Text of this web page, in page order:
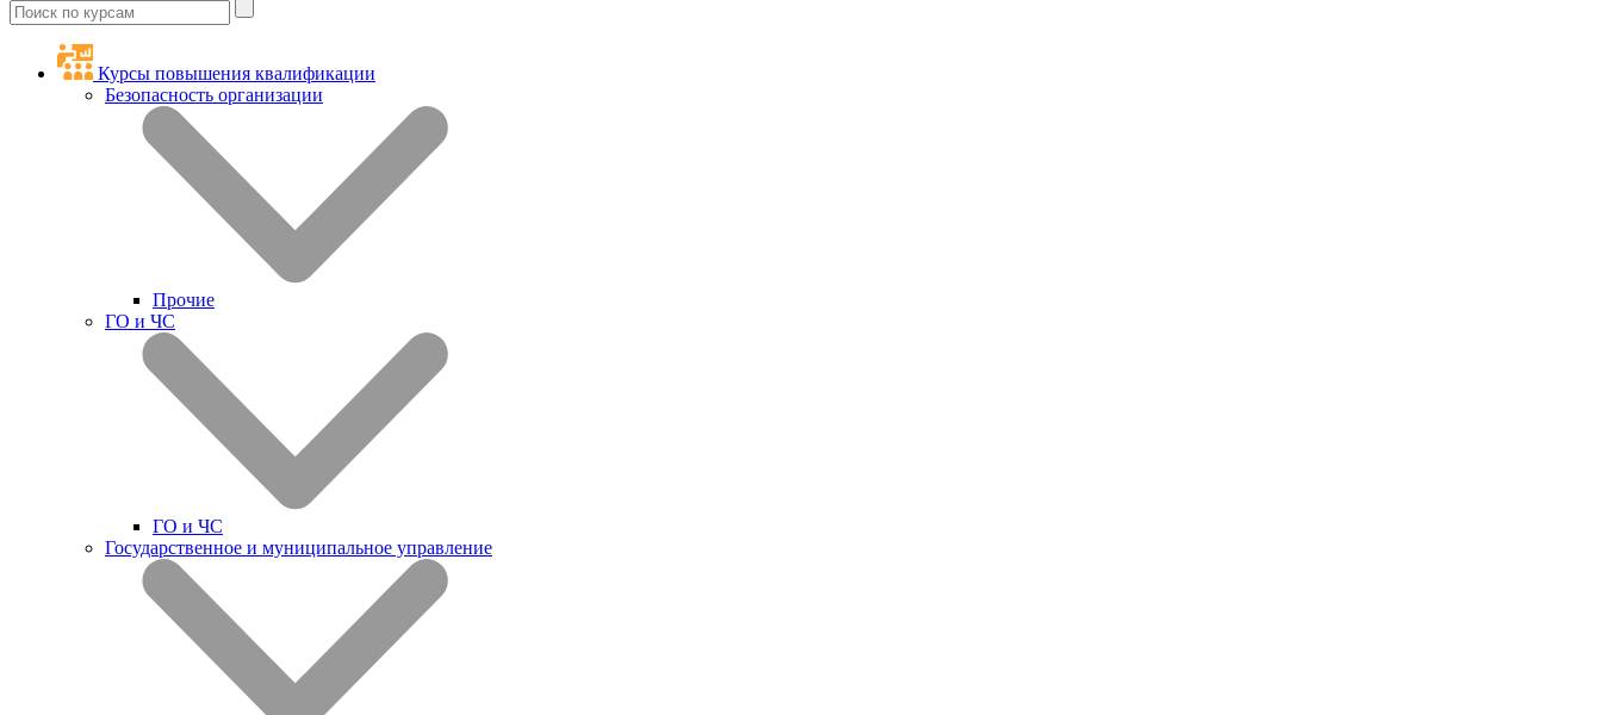
Курсы повышения квалификации
Безопасность организации
Прочие
ГО и ЧС
ГО и ЧС
Государственное и муниципальное управление